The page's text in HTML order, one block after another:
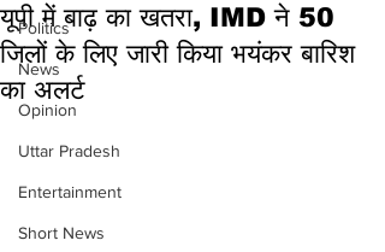
Politics
News
Opinion
Uttar Pradesh
Entertainment
Short News
यूपी में बाढ़ का खतरा, IMD ने 50
जिलों के लिए जारी किया भयंकर बारिश
का अलर्ट